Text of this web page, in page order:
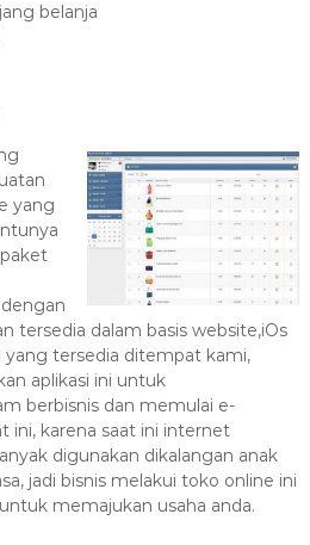
belanja
yang
tersedia dalam basis website,iOs
yang tersedia ditempat kami,
aplikasi ini untuk
berbisnis dan memulai e-
ini, karena saat ini internet
digunakan dikalangan anak
jadi bisnis melakui toko online ini
memajukan usaha anda.